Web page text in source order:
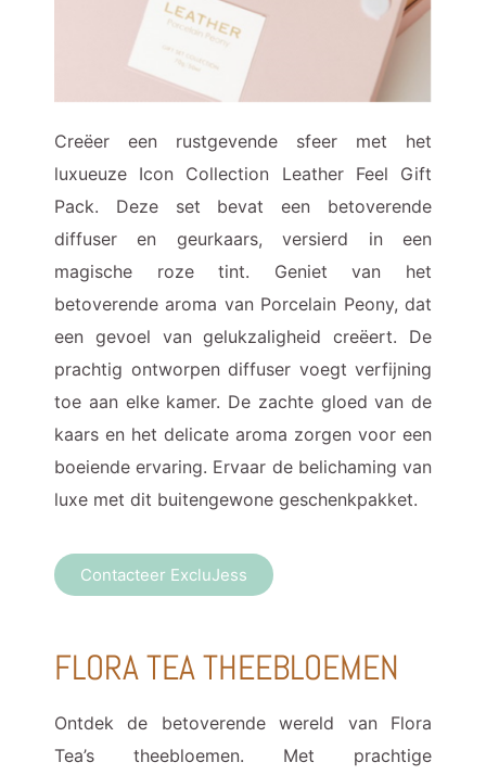
Creëer een rustgevende sfeer met het
luxueuze Icon Collection Leather Feel Gift
Pack. Deze set bevat een betoverende
diffuser en geurkaars, versierd in een
magische roze tint. Geniet van het
betoverende aroma van Porcelain Peony, dat
een gevoel van gelukzaligheid creëert. De
prachtig ontworpen diffuser voegt verfijning
toe aan elke kamer. De zachte gloed van de
kaars en het delicate aroma zorgen voor een
boeiende ervaring. Ervaar de belichaming van
luxe met dit buitengewone geschenkpakket.
Contacteer ExcluJess
FLORA TEA THEEBLOEMEN
Ontdek de betoverende wereld van Flora
Tea’s theebloemen. Met prachtige